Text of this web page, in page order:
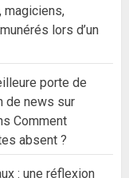
magiciens,
lors d’un
porte de
de news sur
Comment
absent ?
: une réflexion